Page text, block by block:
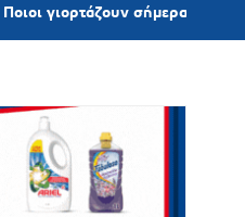
σήμερα 7 Αυγούστου